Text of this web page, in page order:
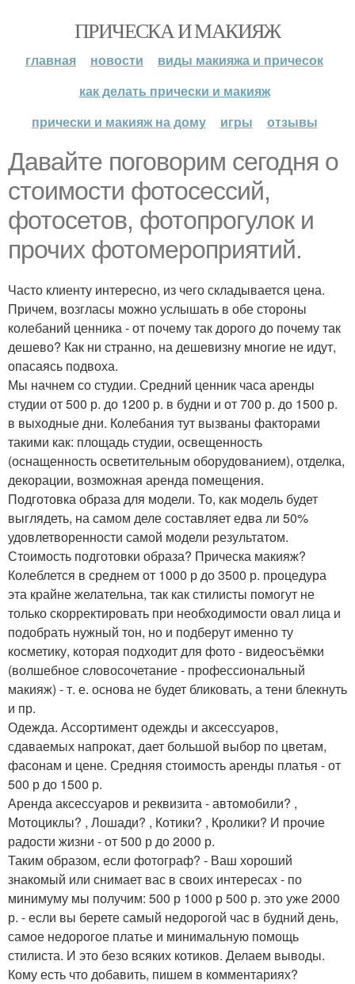
ПРИЧЕСКА И МАКИЯЖ
главная новости
виды макияжа и причесок
как делать прически и макияж
прически и макияж на дому
игры отзывы
Давайте поговорим сегодня о
стоимости фотосессий,
фотосетов, фотопрогулок и
прочих фотомероприятий.
Часто клиенту интересно, из чего складывается цена.
Причем, возгласы можно услышать в обе стороны
колебаний ценника - от почему так дорого до почему так
дешево? Как ни странно, на дешевизну многие не идут,
опасаясь подвоха.
Мы начнем со студии. Средний ценник часа аренды
студии от 500 р. до 1200 р. в будни и от 700 р. до 1500 р.
в выходные дни. Колебания тут вызваны факторами
такими как: площадь студии, освещенность
(оснащенность осветительным оборудованием), отделка,
декорации, возможная аренда помещения.
Подготовка образа для модели. То, как модель будет
выглядеть, на самом деле составляет едва ли 50%
удовлетворенности самой модели результатом.
Стоимость подготовки образа? Прическа макияж?
Колеблется в среднем от 1000 р до 3500 р. процедура
эта крайне желательна, так как стилисты помогут не
только скорректировать при необходимости овал лица и
подобрать нужный тон, но и подберут именно ту
косметику, которая подходит для фото - видеосъёмки
(волшебное словосочетание - профессиональный
макияж) - т. е. основа не будет бликовать, а тени блекнуть
и пр.
Одежда. Ассортимент одежды и аксессуаров,
сдаваемых напрокат, дает большой выбор по цветам,
фасонам и цене. Средняя стоимость аренды платья - от
500 р до 1500 р.
Аренда аксессуаров и реквизита - автомобили? ,
Мотоциклы? , Лошади? , Котики? , Кролики? И прочие
радости жизни - от 500 р до 2000 р.
Таким образом, если фотограф? - Ваш хороший
знакомый или снимает вас в своих интересах - по
минимуму мы получим: 500 р 1000 р 500 р. это уже 2000
р. - если вы берете самый недорогой час в будний день,
самое недорогое платье и минимальную помощь
стилиста. И это безо всяких котиков. Делаем выводы.
Кому есть что добавить, пишем в комментариях?